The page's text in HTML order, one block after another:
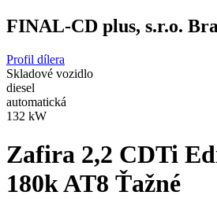
FINAL-CD plus, s.r.o.
Profil dílera
Skladové vozidlo
diesel
automatická
132 kW
Zafira 2,2 CDTi
180k AT8 Ťažné